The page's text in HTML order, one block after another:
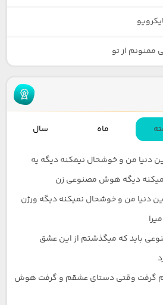
ممنونم از تو
ماه سال
دنیا من و خوشحال نیمکنه دیگه یه
نمیکنه دیگه هوش مصنوعی زن
دنیا من و خوشحال نمیکنه دیگه ورژن
باید که میگذشتم از این عشق
گرفت وقتی دستای عشقم و گرفت هوش